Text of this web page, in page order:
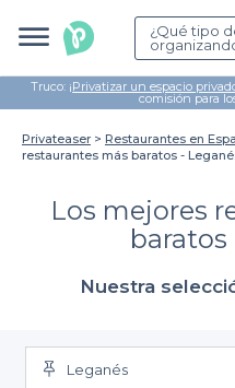
¿Qué tipo
Truco: ¡Privatizar un espacio
comisión para
Privateaser Restaurantes en
restaurantes más baratos -
Los mejores
baratos
Nuestra
Leganés